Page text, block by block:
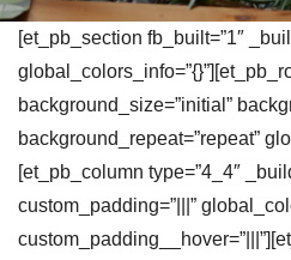
[et_pb_section fb_built=”1″
background_size=”initial”
background_repeat=”repeat”
[et_pb_column type=”4_4″
custom_padding=”|||”